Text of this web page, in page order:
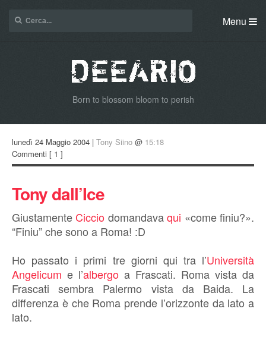
Menu
Born to blossom bloom to perish
lunedì 24 Maggio 2004 | Tony Siino @ 15:18
Commenti [ 1 ]
Tony dall’Ice
Giustamente Ciccio domandavaqui «come finiu?».
“Finiu” che sono a Roma! :D
Ho passato i primi tre giorni qui tra l’Università
Angelicum e l’albergo a Frascati. Roma vista da
Frascati sembra Palermo vista da Baida. La
differenza è che Roma prende l’orizzonte da lato a
lato.